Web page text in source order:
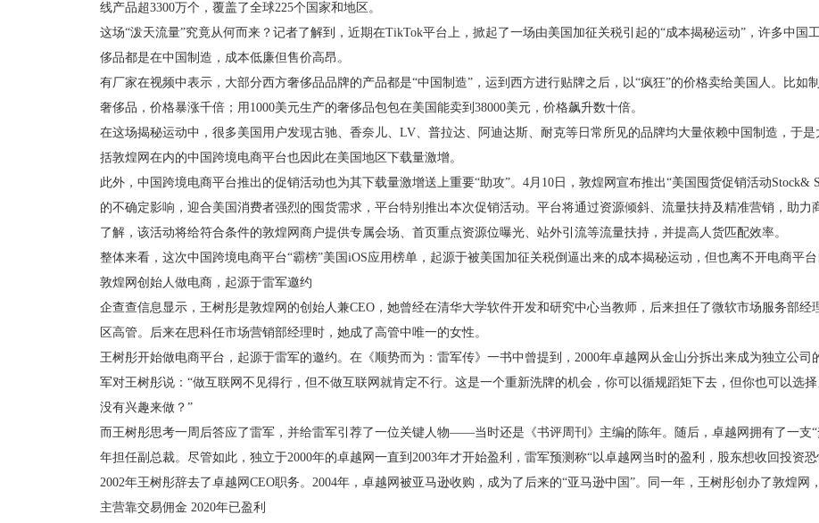
线产品超3300万个，覆盖了全球225个国家和地区。
这场“泼天流量”究竟从何而来？记者了解到，近期在TikTok平台上，掀起了一场由美国加征关税引起的“成本揭秘运动”，许多中
侈品都是在中国制造，成本低廉但售价高昂。
有厂家在视频中表示，大部分西方奢侈品品牌的产品都是“中国制造”，运到西方进行贴牌之后，以“疯狂”的价格卖给美国人。比如
奢侈品，价格暴涨千倍；用1000美元生产的奢侈品包包在美国能卖到38000美元，价格飙升数十倍。
在这场揭秘运动中，很多美国用户发现古驰、香奈儿、LV、普拉达、阿迪达斯、耐克等日常所见的品牌均大量依赖中国制造，于
括敦煌网在内的中国跨境电商平台也因此在美国地区下载量激增。
此外，中国跨境电商平台推出的促销活动也为其下载量激增送上重要“助攻”。4月10日，敦煌网宣布推出“美国囤货促销活动Stock&
的不确定影响，迎合美国消费者强烈的囤货需求，平台特别推出本次促销活动。平台将通过资源倾斜、流量扶持及精准营销，助
了解，该活动将给符合条件的敦煌网商户提供专属会场、首页重点资源位曝光、站外引流等流量扶持，并提高人货匹配效率。
整体来看，这次中国跨境电商平台“霸榜”美国iOS应用榜单，起源于被美国加征关税倒逼出来的成本揭秘运动，但也离不开电商平台
敦煌网创始人做电商，起源于雷军邀约
企查查信息显示，王树彤是敦煌网的创始人兼CEO，她曾经在清华大学软件开发和研究中心当教师，后来担任了微软市场服务部
区高管。后来在思科任市场营销部经理时，她成了高管中唯一的女性。
王树彤开始做电商平台，起源于雷军的邀约。在《顺势而为：雷军传》一书中曾提到，2000年卓越网从金山分拆出来成为独立公
军对王树彤说：“做互联网不见得行，但不做互联网就肯定不行。这是一个重新洗牌的机会，你可以循规蹈矩下去，但你也可以选
没有兴趣来做？”
而王树彤思考一周后答应了雷军，并给雷军引荐了一位关键人物——当时还是《书评周刊》主编的陈年。随后，卓越网拥有了一支
年担任副总裁。尽管如此，独立于2000年的卓越网一直到2003年才开始盈利，雷军预测称“以卓越网当时的盈利，股东想收回投资恐
2002年王树彤辞去了卓越网CEO职务。2004年，卓越网被亚马逊收购，成为了后来的“亚马逊中国”。同一年，王树彤创办了敦煌网
主营靠交易佣金 2020年已盈利